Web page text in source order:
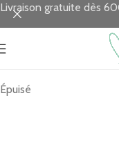
Accueil Sorties &
Épuisé
Livraison gratuite dès